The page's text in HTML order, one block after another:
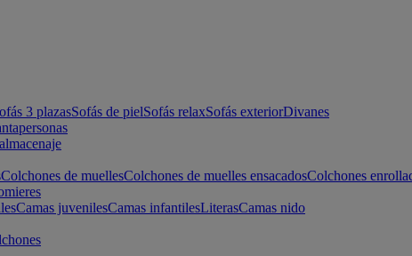
3 plazasSofás de pielSofás relaxSofás exteriorDivanes
Colchones de muellesColchones de muelles ensacadosColchones
Camas juvenilesCamas infantilesLiterasCamas nido